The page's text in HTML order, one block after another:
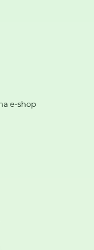
e-shop